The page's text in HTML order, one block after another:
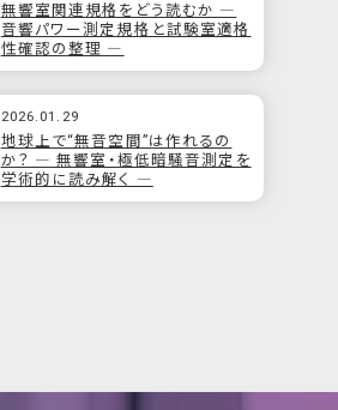
無響室関連規格をどう読むか ―
音響パワー測定規格と試験室適格
性確認の整理 ―
2026.01.29
地球上で“無音空間”は作れるの
か？ ― 無響室・極低暗騒音測定を
学術的に読み解く ―